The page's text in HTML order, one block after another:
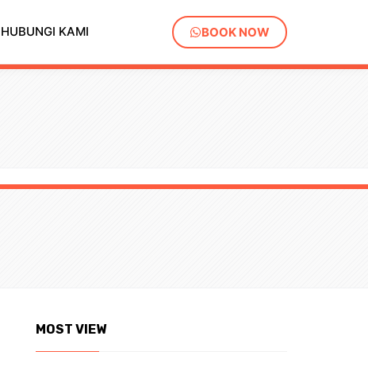
BOOK NOW
HUBUNGI KAMI
MOST VIEW